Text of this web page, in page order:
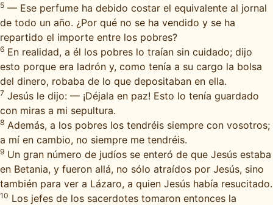
5 — Ese perfume ha debido costar el equivalente al jornal
de todo un año. ¿Por qué no se ha vendido y se ha
repartido el importe entre los pobres?
6 En realidad, a él los pobres lo traían sin cuidado; dijo
esto porque era ladrón y, como tenía a su cargo la bolsa
del dinero, robaba de lo que depositaban en ella.
7 Jesús le dijo: — ¡Déjala en paz! Esto lo tenía guardado
con miras a mi sepultura.
8 Además, a los pobres los tendréis siempre con vosotros;
a mí en cambio, no siempre me tendréis.
9 Un gran número de judíos se enteró de que Jesús estaba
en Betania, y fueron allá, no sólo atraídos por Jesús, sino
también para ver a Lázaro, a quien Jesús había resucitado.
10 Los jefes de los sacerdotes tomaron entonces la